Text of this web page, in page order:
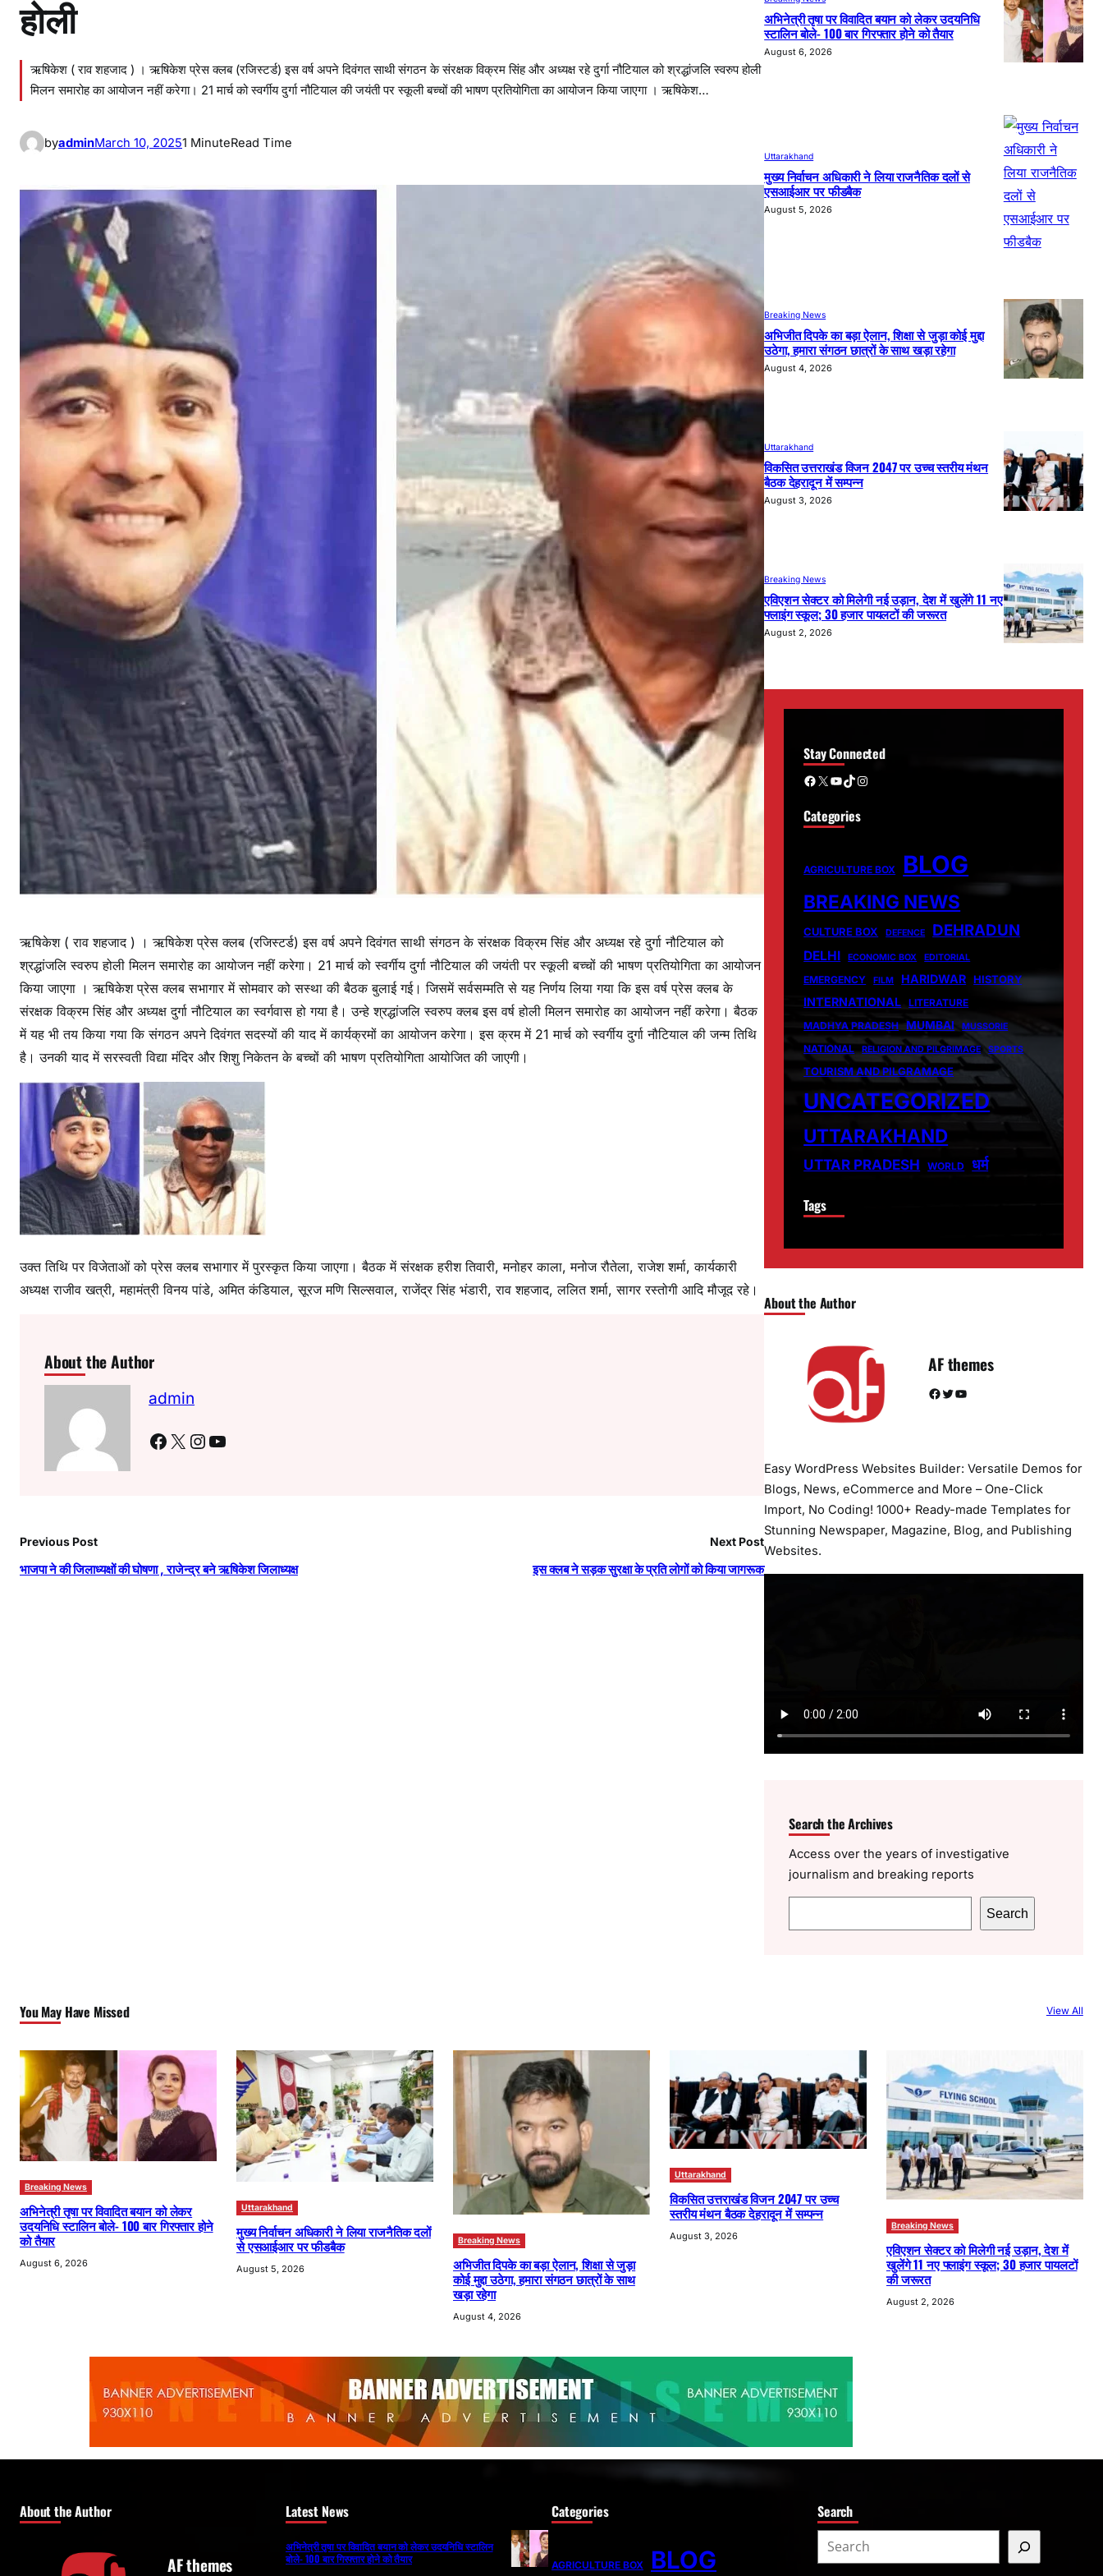
होली
ऋषिकेश ( राव शहजाद ) । ऋषिकेश प्रेस क्लब (रजिस्टर्ड) इस वर्ष अपने दिवंगत साथी संगठन के संरक्षक विक्रम सिंह और अध्यक्ष रहे दुर्गा नौटियाल को श्रद्धांजलि स्वरुप होली
मिलन समारोह का आयोजन नहीं करेगा। 21 मार्च को स्वर्गीय दुर्गा नौटियाल की जयंती पर स्कूली बच्चों की भाषण प्रतियोगिता का आयोजन किया जाएगा । ऋषिकेश…
byadminMarch 10, 20251 MinuteRead Time
ऋषिकेश ( राव शहजाद ) । ऋषिकेश प्रेस क्लब (रजिस्टर्ड) इस वर्ष अपने दिवंगत साथी संगठन के संरक्षक विक्रम सिंह और अध्यक्ष रहे दुर्गा नौटियाल को
श्रद्धांजलि स्वरुप होली मिलन समारोह का आयोजन नहीं करेगा। 21 मार्च को स्वर्गीय दुर्गा नौटियाल की जयंती पर स्कूली बच्चों की भाषण प्रतियोगिता का आयोजन
किया जाएगा । ऋषिकेश प्रेस क्लब सभागार में सोमवार को सस्था की बैठक बुलाई गई। जिसमें सर्वसम्मति से यह निर्णय लिया गया कि इस वर्ष प्रेस क्लब के
संरक्षक विक्रम सिंह और अध्यक्ष दुर्गा नौटियाल का स्वर्गवास हो गया है। उन्हे श्रद्धांजलि स्वरुप क्लब इस वर्ष होली मिलन समारोह का आयोजन नहीं करेगा। बैठक
में यह भी तय किया गया कि संगठन अपने दिवंगत सदस्यों की याद में कार्यक्रमों का आयोजन करेगा। इस क्रम में 21 मार्च को स्वर्गीय दुर्गा नौटियाल की जन्म तिथि
है। उनकी याद में सरस्वती विद्या मंदिर और शिशु निकेतन के बच्चों की भाषण प्रतियोगिता आयोजित की जाएगी।
उक्त तिथि पर विजेताओं को प्रेस क्लब सभागार में पुरस्कृत किया जाएगा। बैठक में संरक्षक हरीश तिवारी, मनोहर काला, मनोज रौतेला, राजेश शर्मा, कार्यकारी
अध्यक्ष राजीव खत्री, महामंत्री विनय पांडे, अमित कंडियाल, सूरज मणि सिल्सवाल, राजेंद्र सिंह भंडारी, राव शहजाद, ललित शर्मा, सागर रस्तोगी आदि मौजूद रहे।
About the Author
admin
Facebook X Instagram YouTube
Previous Post
भाजपा ने की जिलाध्यक्षों की घोषणा , राजेन्द्र बने ऋषिकेश जिलाध्यक्ष
Next Post
इस क्लब ने सड़क सुरक्षा के प्रति लोगों को किया जागरूक
अभिनेत्री तृषा पर विवादित बयान को लेकर उदयनिधि
स्टालिन बोले- 100 बार गिरफ्तार होने को तैयार
August 6, 2026
Uttarakhand
मुख्य निर्वाचन अधिकारी ने लिया राजनैतिक दलों से
एसआईआर पर फीडबैक
August 5, 2026
Breaking News
अभिजीत दिपके का बड़ा ऐलान, शिक्षा से जुड़ा कोई मुद्दा
उठेगा, हमारा संगठन छात्रों के साथ खड़ा रहेगा
August 4, 2026
Uttarakhand
विकसित उत्तराखंड विजन 2047 पर उच्च स्तरीय मंथन
बैठक देहरादून में सम्पन्न
August 3, 2026
Breaking News
एविएशन सेक्टर को मिलेगी नई उड़ान, देश में खुलेंगे 11 नए
फ्लाइंग स्कूल; 30 हजार पायलटों की जरूरत
August 2, 2026
Stay Connected
Facebook X YouTube TikTok Instagram
Categories
AGRICULTURE BOX BLOG
BREAKING NEWS
CULTURE BOX DEFENCE DEHRADUN
DELHI ECONOMIC BOX EDITORIAL
EMERGENCY FILM HARIDWAR HISTORY
INTERNATIONAL
LITERATURE
MADHYA PRADESH MUMBAI MUSSORIE
NATIONAL RELIGION AND PILGRIMAGE SPORTS
TOURISM AND PILGRAMAGE
UNCATEGORIZED
UTTARAKHAND
UTTAR PRADESH WORLD धर्म
Tags
About the Author
AF themes
Facebook Twitter YouTube
Easy WordPress Websites Builder: Versatile Demos for
Blogs, News, eCommerce and More – One-Click
Import, No Coding! 1000+ Ready-made Templates for
Stunning Newspaper, Magazine, Blog, and Publishing
Websites.
Search the Archives
Access over the years of investigative
journalism and breaking reports
e
Search
You May Have Missed View All
Breaking News
अभिनेत्री तृषा पर विवादित बयान को लेकर
उदयनिधि स्टालिन बोले- 100 बार गिरफ्तार होने
को तैयार
August 6, 2026
Uttarakhand
मुख्य निर्वाचन अधिकारी ने लिया राजनैतिक दलों
से एसआईआर पर फीडबैक
August 5, 2026
Breaking News
अभिजीत दिपके का बड़ा ऐलान, शिक्षा से जुड़ा
कोई मुद्दा उठेगा, हमारा संगठन छात्रों के साथ
खड़ा रहेगा
August 4, 2026
Uttarakhand
विकसित उत्तराखंड विजन 2047 पर उच्च
स्तरीय मंथन बैठक देहरादून में सम्पन्न
August 3, 2026
Breaking News
एविएशन सेक्टर को मिलेगी नई उड़ान, देश में
खुलेंगे 11 नए फ्लाइंग स्कूल; 30 हजार पायलटों
की जरूरत
August 2, 2026
About the Author
AF themes
Latest News
अभिनेत्री तृषा पर विवादित बयान को लेकर उदयनिधि स्टालिन
बोले- 100 बार गिरफ्तार होने को तैयार
Categories
AGRICULTURE BOX BLOG
Search
e